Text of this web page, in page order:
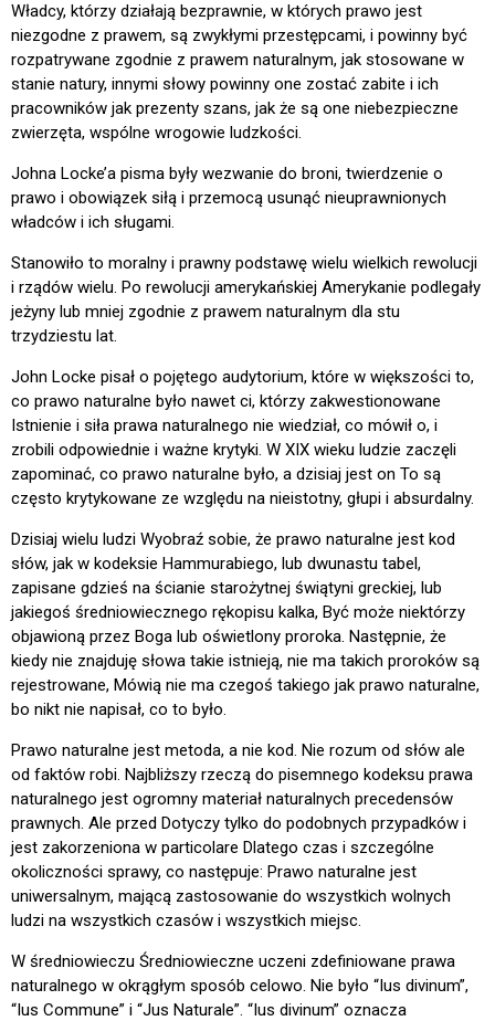
Władcy, którzy działają bezprawnie, w których prawo jest
niezgodne z prawem, są zwykłymi przestępcami, i powinny być
rozpatrywane zgodnie z prawem naturalnym, jak stosowane w
stanie natury, innymi słowy powinny one zostać zabite i ich
pracowników jak prezenty szans, jak że są one niebezpieczne
zwierzęta, wspólne wrogowie ludzkości.
Johna Locke’a pisma były wezwanie do broni, twierdzenie o
prawo i obowiązek siłą i przemocą usunąć nieuprawnionych
władców i ich sługami.
Stanowiło to moralny i prawny podstawę wielu wielkich rewolucji
i rządów wielu. Po rewolucji amerykańskiej Amerykanie podlegały
jeżyny lub mniej zgodnie z prawem naturalnym dla stu
trzydziestu lat.
John Locke pisał o pojętego audytorium, które w większości to,
co prawo naturalne było nawet ci, którzy zakwestionowane
Istnienie i siła prawa naturalnego nie wiedział, co mówił o, i
zrobili odpowiednie i ważne krytyki. W XIX wieku ludzie zaczęli
zapominać, co prawo naturalne było, a dzisiaj jest on To są
często krytykowane ze względu na nieistotny, głupi i absurdalny.
Dzisiaj wielu ludzi Wyobraź sobie, że prawo naturalne jest kod
słów, jak w kodeksie Hammurabiego, lub dwunastu tabel,
zapisane gdzieś na ścianie starożytnej świątyni greckiej, lub
jakiegoś średniowiecznego rękopisu kalka, Być może niektórzy
objawioną przez Boga lub oświetlony proroka. Następnie, że
kiedy nie znajduję słowa takie istnieją, nie ma takich proroków są
rejestrowane, Mówią nie ma czegoś takiego jak prawo naturalne,
bo nikt nie napisał, co to było.
Prawo naturalne jest metoda, a nie kod. Nie rozum od słów ale
od faktów robi. Najbliższy rzeczą do pisemnego kodeksu prawa
naturalnego jest ogromny materiał naturalnych precedensów
prawnych. Ale przed Dotyczy tylko do podobnych przypadków i
jest zakorzeniona w particolare Dlatego czas i szczególne
okoliczności sprawy, co następuje: Prawo naturalne jest
uniwersalnym, mającą zastosowanie do wszystkich wolnych
ludzi na wszystkich czasów i wszystkich miejsc.
W średniowieczu Średniowieczne uczeni zdefiniowane prawa
naturalnego w okrągłym sposób celowo. Nie było “Ius divinum”,
“Ius Commune” i “Jus Naturale”. “Ius divinum” oznacza